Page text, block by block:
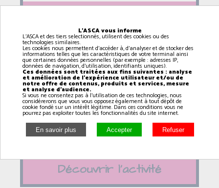
Arts plastiques (9/12 ans)
18h00à19h00
AMFREVILLE
Découvrir l'activité
L'ASCA vous informe
L'ASCA et des tiers selectionnés, utilisent des cookies ou des
technologies similaires.
Les cookies nous permettent d'accéder à, d'analyser et de stocker des
informations telles que les caractéristiques de votre terminal ainsi
que certaines données personnelles (par exemple : adresses IP,
données de navigation, d'utilisation, identifiants uniques).
Ces données sont traitées aux fins suivantes : analyse
et amélioration de l'expérience utilisateur et/ou de
notre offre de contenus, produits et services, mesure
et analyse d'audience.
Si vous ne consentez pas à l'utilisation de ces technologies, nous
considérerons que vous vous opposez également à tout dépôt de
cookie fondé sur un intérêt légitime. Dans ces conditions vous ne
pourrez pas exploiter toutes les fonctionnalités du site internet.